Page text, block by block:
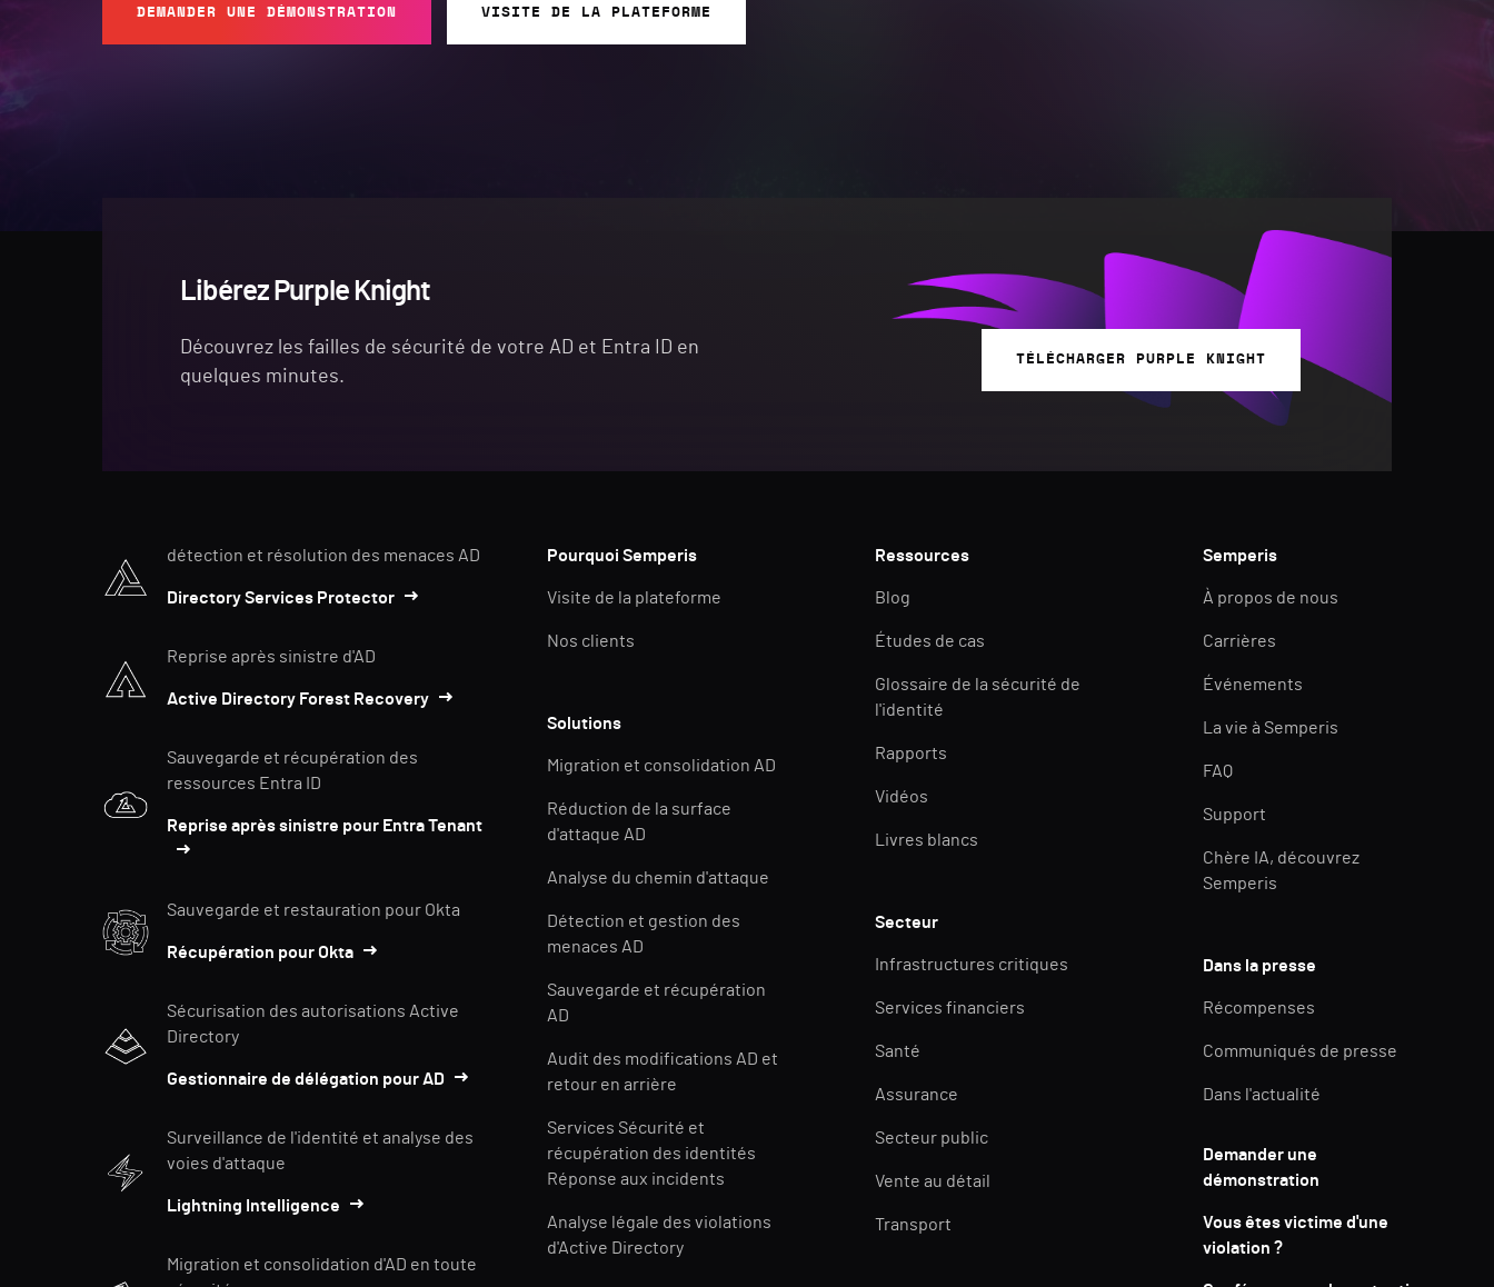
DEMANDER UNE DÉMONSTRATION VISITE DE LA PLATEFORME
Libérez Purple Knight
Découvrez les failles de sécurité de votre AD et Entra ID en
quelques minutes.
TÉLÉCHARGER PURPLE KNIGHT
détection et résolution des menaces AD
Directory Services Protector
Reprise après sinistre d'AD
Active Directory Forest Recovery
Sauvegarde et récupération des
ressources Entra ID
Reprise après sinistre pour Entra Tenant
Sauvegarde et restauration pour Okta
Récupération pour Okta
Sécurisation des autorisations Active
Directory
Gestionnaire de délégation pour AD
Surveillance de l'identité et analyse des
voies d'attaque
Lightning Intelligence
Migration et consolidation d'AD en toute
Pourquoi Semperis
Visite de la plateforme
Nos clients
Solutions
Migration et consolidation AD
Réduction de la surface
d'attaque AD
Analyse du chemin d'attaque
Détection et gestion des
menaces AD
Sauvegarde et récupération
AD
Audit des modifications AD et
retour en arrière
Services Sécurité et
récupération des identités
Réponse aux incidents
Analyse légale des violations
d'Active Directory
Ressources
Blog
Études de cas
Glossaire de la sécurité de
l'identité
Rapports
Vidéos
Livres blancs
Secteur
Infrastructures critiques
Services financiers
Santé
Assurance
Secteur public
Vente au détail
Transport
Semperis
À propos de nous
Carrières
Événements
La vie à Semperis
FAQ
Support
Chère IA, découvrez
Semperis
Dans la presse
Récompenses
Communiqués de presse
Dans l'actualité
Demander une
démonstration
Vous êtes victime d'une
violation ?